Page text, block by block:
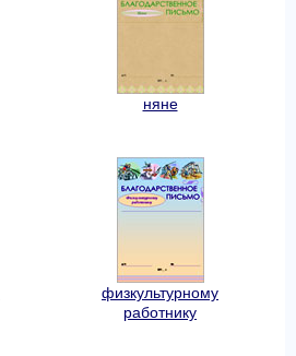
няне
физкультурному
работнику